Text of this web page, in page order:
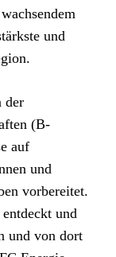
und
der
(B-
auf
und
vorbereitet.
und
und von dort